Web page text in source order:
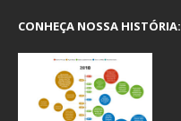
CONHEÇA NOSSA HISTÓRIA: